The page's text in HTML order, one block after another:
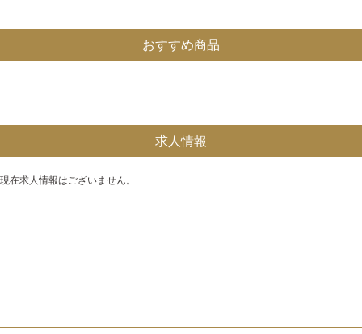
おすすめ商品
求人情報
現在求人情報はございません。